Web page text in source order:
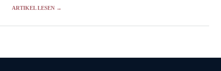
ARTIKEL LESEN →